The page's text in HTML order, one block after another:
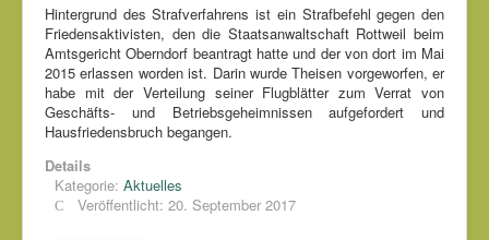
Hintergrund des Strafverfahrens ist ein Strafbefehl gegen den
Friedensaktivisten, den die Staatsanwaltschaft Rottweil beim
Amtsgericht Oberndorf beantragt hatte und der von dort im Mai
2015 erlassen worden ist. Darin wurde Theisen vorgeworfen, er
habe mit der Verteilung seiner Flugblätter zum Verrat von
Geschäfts- und Betriebsgeheimnissen aufgefordert und
Hausfriedensbruch begangen.
Details
Kategorie: Aktuelles
Veröffentlicht: 20. September 2017